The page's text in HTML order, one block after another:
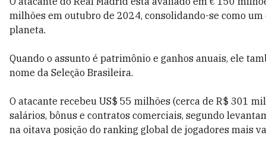
milhões em outubro de 2024, consolidando-se como
planeta.
Quando o assunto é patrimônio e ganhos anuais, ele
nome da Seleção Brasileira.
O atacante recebeu US$ 55 milhões (cerca de R$ 301
salários, bônus e contratos comerciais, segundo
na oitava posição do ranking global de jogadores mais